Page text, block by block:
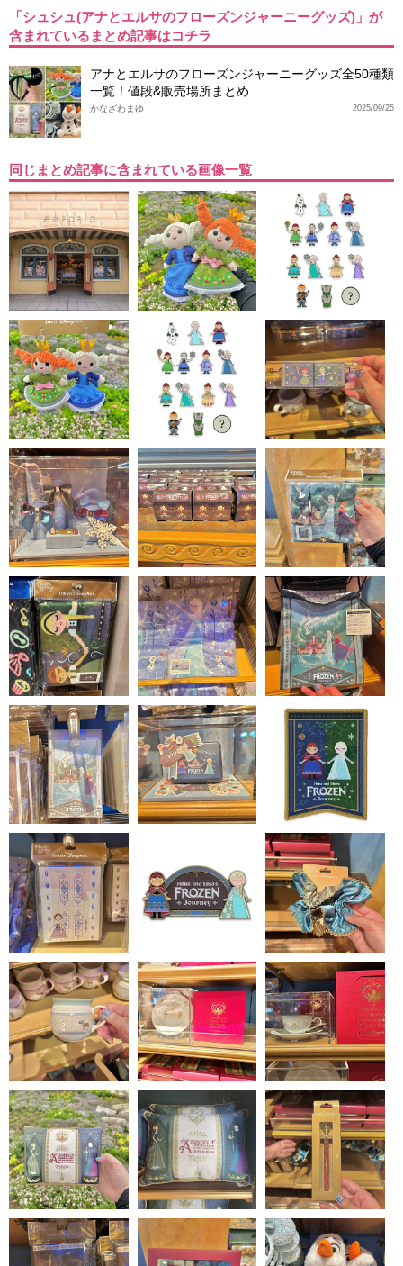
「シュシュ(アナとエルサのフローズンジャーニーグッズ)」が
含まれているまとめ記事はコチラ
アナとエルサのフローズンジャーニーグッズ全50種類
一覧！値段&販売場所まとめ
2025/09/25
かなざわまゆ
同じまとめ記事に含まれている画像一覧